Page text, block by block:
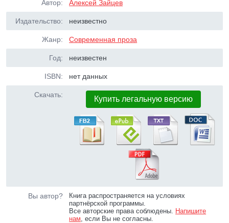
Автор: Алексей Зайцев
Издательство: неизвестно
Жанр: Современная проза
Год: неизвестен
ISBN: нет данных
Скачать: Купить легальную версию
Вы автор?
Книга распространяется на условиях
партнёрской программы.
Все авторские права соблюдены. Напишите
нам, если Вы не согласны.